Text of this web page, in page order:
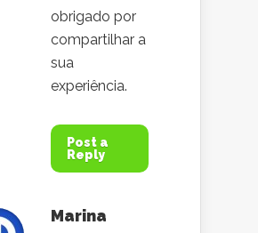
obrigado por
compartilhar a
sua
experiência.
Post a
Reply
Marina